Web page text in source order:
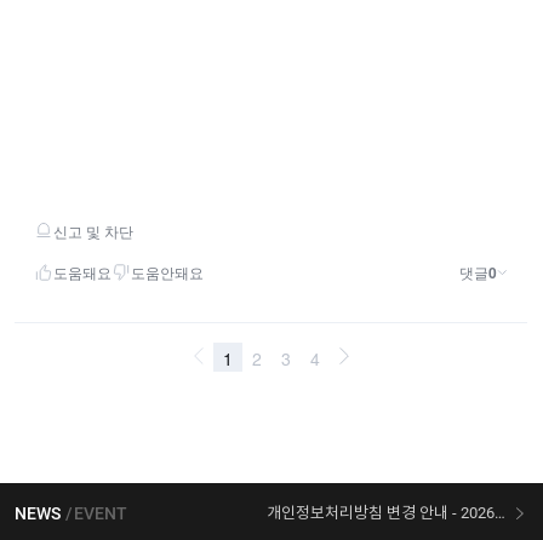
NEWS EVENT 개인정보처리방침 변경 안내 - 2026/07/30 시행